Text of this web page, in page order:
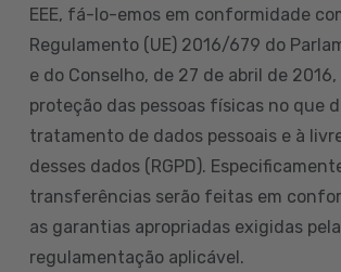
EEE, fá-lo-emos em conformidade
Regulamento (UE) 2016/679 do
e do Conselho, de 27 de abril de
proteção das pessoas físicas no que
tratamento de dados pessoais e à
desses dados (RGPD).
transferências serão feitas em
as garantias apropriadas exigidas pela
regulamentação aplicável.